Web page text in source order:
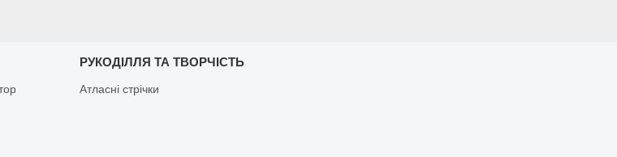
РУКОДІЛЛЯ ТА ТВОРЧІСТЬ
Атласні стрічки